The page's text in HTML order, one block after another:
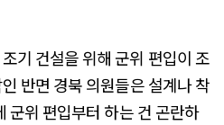
기 건설을 위해 군위 편입이 조
반면 경북 의원들은 설계나 착
군위 편입부터 하는 건 곤란하